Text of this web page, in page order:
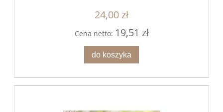
24,00 zł
Cena netto: 19,51 zł
do koszyka